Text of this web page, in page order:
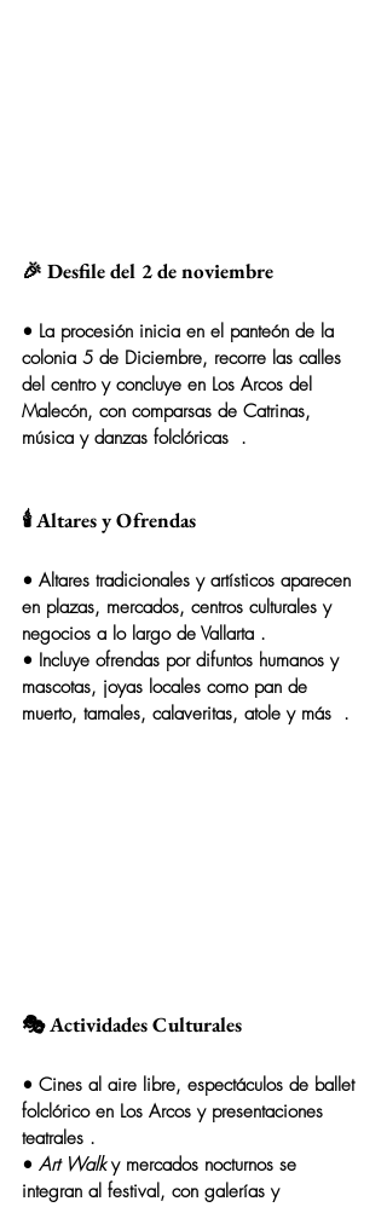
🎉 Desfile del 2 de noviembre
• La procesión inicia en el panteón de la
colonia 5 de Diciembre, recorre las calles
del centro y concluye en Los Arcos del
Malecón, con comparsas de Catrinas,
música y danzas folclóricas  .
🕯️ Altares y Ofrendas
• Altares tradicionales y artísticos aparecen
en plazas, mercados, centros culturales y
negocios a lo largo de Vallarta .
• Incluye ofrendas por difuntos humanos y
mascotas, joyas locales como pan de
muerto, tamales, calaveritas, atole y más  .
🎭 Actividades Culturales
• Cines al aire libre, espectáculos de ballet
folclórico en Los Arcos y presentaciones
teatrales .
• Art Walk y mercados nocturnos se
integran al festival, con galerías y